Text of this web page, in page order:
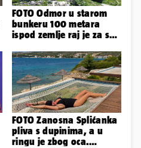
FOTO Odmor u starom
bunkeru 100 metara
ispod zemlje raj je za sva
FOTO Zanosna Splićanka
pliva s dupinima, a u
ringu je zbog oca.